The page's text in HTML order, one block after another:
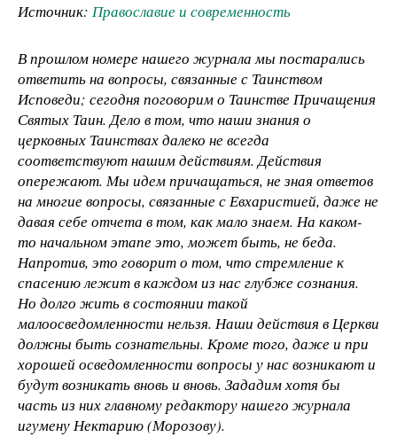
Источник: Православие и современность
В прошлом номере нашего журнала мы постарались
ответить на вопросы, связанные с Таинством
Исповеди; сегодня поговорим о Таинстве Причащения
Святых Таин. Дело в том, что наши знания о
церковных Таинствах далеко не всегда
соответствуют нашим действиям. Действия
опережают. Мы идем причащаться, не зная ответов
на многие вопросы, связанные с Евхаристией, даже не
давая себе отчета в том, как мало знаем. На каком-
то начальном этапе это, может быть, не беда.
Напротив, это говорит о том, что стремление к
спасению лежит в каждом из нас глубже сознания.
Но долго жить в состоянии такой
малоосведомленности нельзя. Наши действия в Церкви
должны быть сознательны. Кроме того, даже и при
хорошей осведомленности вопросы у нас возникают и
будут возникать вновь и вновь. Зададим хотя бы
часть из них главному редактору нашего журнала
игумену Нектарию (Морозову).